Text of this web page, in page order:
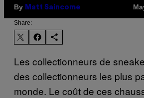
By Matt Saincome
Share:
Les collectionneurs de
des collectionneurs les plus
monde. Le coût de ces